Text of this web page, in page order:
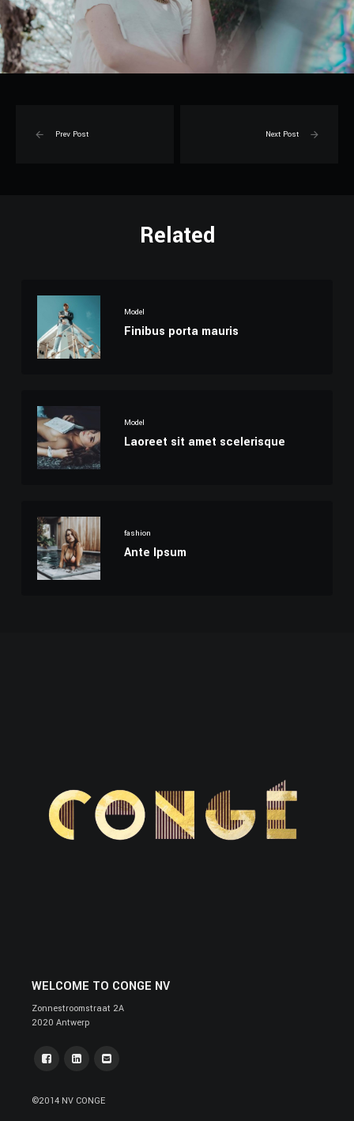
Prev Post Next Post
Related
Model
Finibus porta mauris
Model
Laoreet sit amet scelerisque
fashion
Ante Ipsum
WELCOME TO CONGE NV
Zonnestroomstraat 2A
2020 Antwerp
©2014 NV CONGE